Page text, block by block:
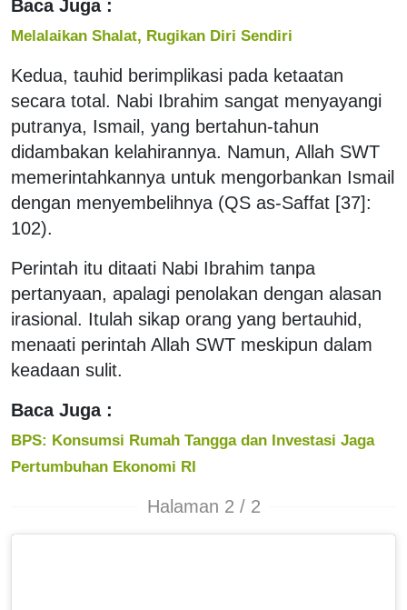
Baca Juga :
Melalaikan Shalat, Rugikan Diri Sendiri
Kedua, tauhid berimplikasi pada ketaatan
secara total. Nabi Ibrahim sangat menyayangi
putranya, Ismail, yang bertahun-tahun
didambakan kelahirannya. Namun, Allah SWT
memerintahkannya untuk mengorbankan Ismail
dengan menyembelihnya (QS as-Saffat [37]:
102).
Perintah itu ditaati Nabi Ibrahim tanpa
pertanyaan, apalagi penolakan dengan alasan
irasional. Itulah sikap orang yang bertauhid,
menaati perintah Allah SWT meskipun dalam
keadaan sulit.
Baca Juga :
BPS: Konsumsi Rumah Tangga dan Investasi Jaga
Pertumbuhan Ekonomi RI
Halaman 2 / 2